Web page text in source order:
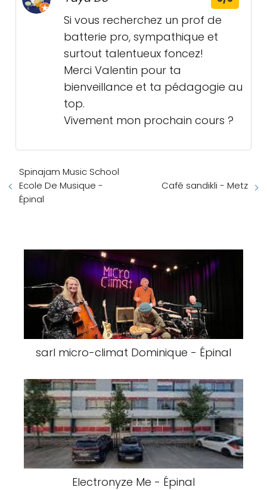
Si vous recherchez un prof de
batterie pro, sympathique et
surtout talentueux foncez!
Merci Valentin pour ta
bienveillance et ta pédagogie au
top.
Vivement mon prochain cours ?
Spinajam Music School
Ecole De Musique -
Épinal
Café sandikli - Metz
sarl micro-climat Dominique - Épinal
Electronyze Me - Épinal